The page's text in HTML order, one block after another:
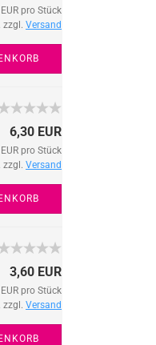
pro Stück
zzgl. Versand
6,30 EUR
pro Stück
zzgl. Versand
3,60 EUR
pro Stück
zzgl. Versand